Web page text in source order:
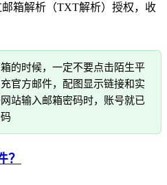
箱解析（TXT解析）授权，收
的时候，一定不要点击陌生平
官方邮件，配图显示链接和实
站输入邮箱密码时，账号就已
？